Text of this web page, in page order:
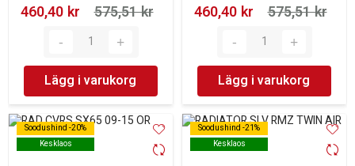
460,40 kr‎
575,51 kr‎
Lägg i varukorg
460,40 kr‎
575,51 kr‎
Lägg i varukorg
Soodushind -20%
Kesklaos
Soodushind -20%
Kesklaos
Soodushind -21%
Kesklaos
Soodushind -21%
Kesklaos